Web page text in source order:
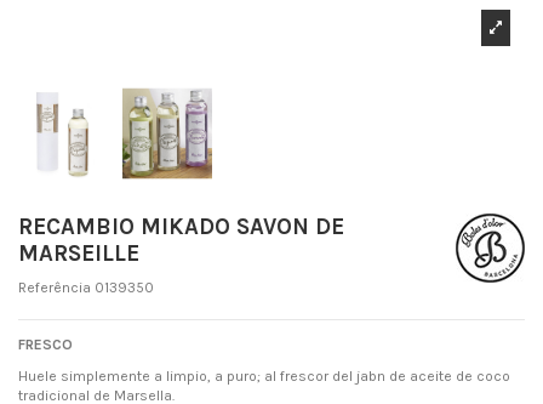
RECAMBIO MIKADO SAVON DE
MARSEILLE
Referência 0139350
FRESCO
Huele simplemente a limpio, a puro; al frescor del jabn de aceite de coco
tradicional de Marsella.